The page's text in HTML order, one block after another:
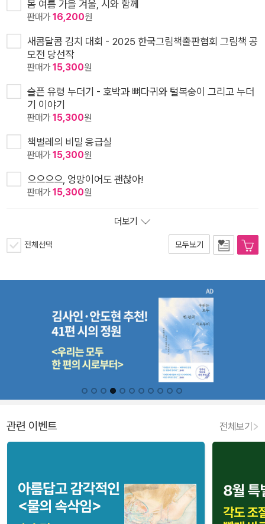
봄 여름 가을 겨울, 시와 함께
판매가16,200원
새콤달콤 김치 대회 - 2025 한국그림책출판협회 그림책 공
모전 당선작
판매가15,300원
슬픈 유령 누더기 - 호박과 뼈다귀와 털복숭이 그리고 누더
기 이야기
판매가15,300원
책벌레의 비밀 응급실
판매가15,300원
으으으으, 엉망이어도 괜찮아!
판매가15,300원
더보기
전체선택 모두보기
관련 이벤트 전체보기